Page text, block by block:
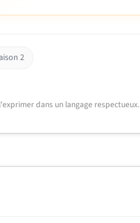
2
dans un langage respectueux.